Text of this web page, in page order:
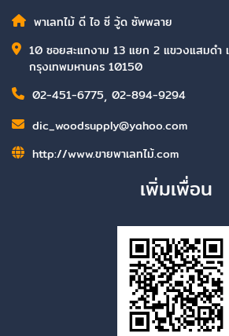
พาเลทไม้ ดี ไอ ซี วู้ด ซัพพลาย
10 ซอยสะแกงาม 13 แยก 2 แขวงแสมดำ
กรุงเทพมหานคร 10150
02-451-6775, 02-894-9294
dic_woodsupply@yahoo.com
http://www.ขายพาเลทไม้.com
เพิ่มเพื่อน